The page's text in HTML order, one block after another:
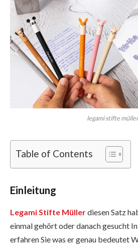
legami stifte müller
Table of Contents
Einleitung
Legami Stifte Müllerdiesen Satz
einmal gehört oder danach gesucht
erfahren Sie was er genau bedeutet